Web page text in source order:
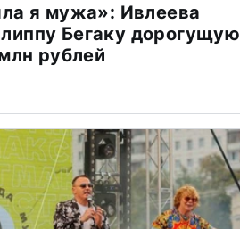
я мужа»: Ивлеева
Бегаку дорогущую
рублей